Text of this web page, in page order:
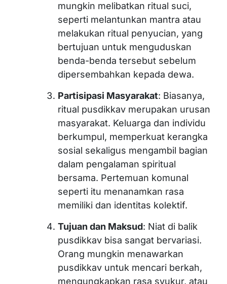
mungkin melibatkan ritual suci,
seperti melantunkan mantra atau
melakukan ritual penyucian, yang
bertujuan untuk menguduskan
benda-benda tersebut sebelum
dipersembahkan kepada dewa.
Partisipasi Masyarakat: Biasanya,
ritual pusdikkav merupakan urusan
masyarakat. Keluarga dan individu
berkumpul, memperkuat kerangka
sosial sekaligus mengambil bagian
dalam pengalaman spiritual
bersama. Pertemuan komunal
seperti itu menanamkan rasa
memiliki dan identitas kolektif.
Tujuan dan Maksud: Niat di balik
pusdikkav bisa sangat bervariasi.
Orang mungkin menawarkan
pusdikkav untuk mencari berkah,
mengungkapkan rasa syukur, atau